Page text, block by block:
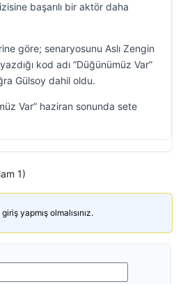
başarılı bir aktör daha
göre; senaryosunu Aslı Zengin
kod adı “Düğünümüz Var”
Gülsoy dahil oldu.
Var” haziran sonunda sete
1)
yapmış olmalısınız.